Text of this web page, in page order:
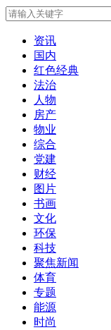
资讯
国内
红色经典
法治
人物
房产
物业
综合
党建
财经
图片
书画
文化
环保
科技
聚焦新闻
体育
专题
能源
时尚